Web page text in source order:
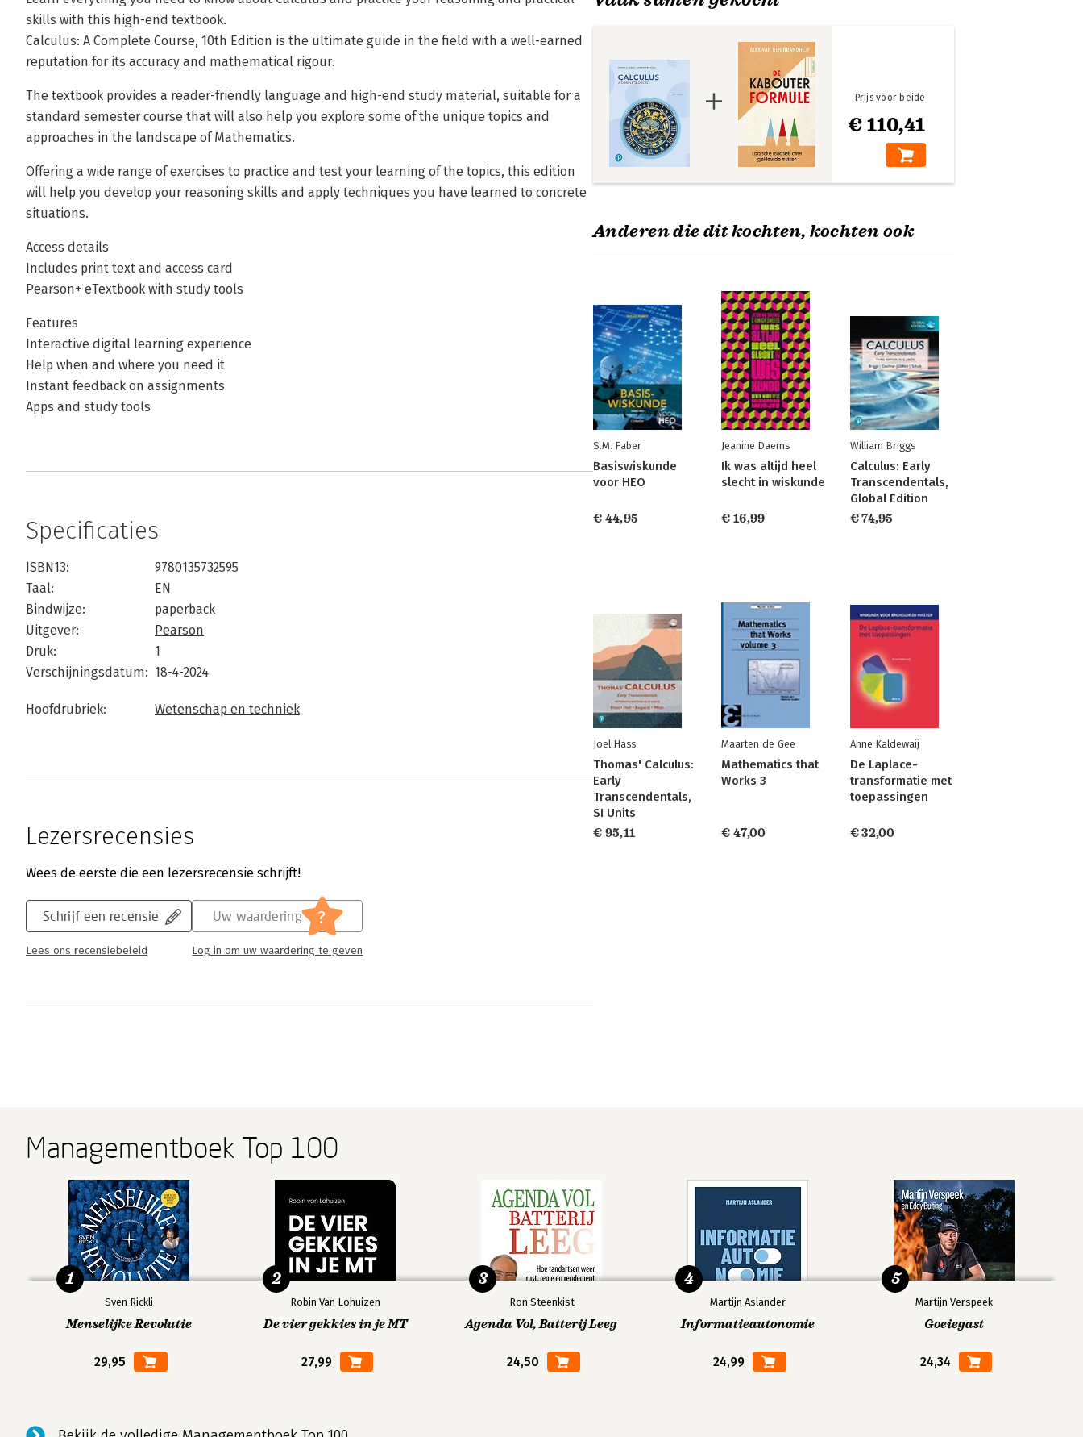
skills with this high-end textbook.
Calculus: A Complete Course, 10th Edition is the ultimate guide in the field with a well-earned
reputation for its accuracy and mathematical rigour.
The textbook provides a reader-friendly language and high-end study material, suitable for a
standard semester course that will also help you explore some of the unique topics and
approaches in the landscape of Mathematics.
Offering a wide range of exercises to practice and test your learning of the topics, this edition
will help you develop your reasoning skills and apply techniques you have learned to concrete
situations.
Access details
Includes print text and access card
Pearson+ eTextbook with study tools
Features
Interactive digital learning experience
Help when and where you need it
Instant feedback on assignments
Apps and study tools
Specificaties
ISBN13:
9780135732595
Taal:
EN
Bindwijze:
paperback
Uitgever:
Pearson
Druk:
1
Verschijningsdatum: 18-4-2024
Hoofdrubriek: Wetenschap en techniek
Lezersrecensies
Wees de eerste die een lezersrecensie schrijft!
Schrijf een recensie
Lees ons recensiebeleid
Uw waardering ?
Log in om uw waardering te geven
€ 110,41
Prijs voor beide
Anderen die dit kochten, kochten ook
S.M. Faber
Basiswiskunde
voor HEO
€ 44,95
Jeanine Daems
Ik was altijd heel
slecht in wiskunde
€ 16,99
William Briggs
Calculus: Early
Transcendentals,
Global Edition
€ 74,95
Joel Hass
Thomas' Calculus:
Early
Transcendentals,
SI Units
€ 95,11
Maarten de Gee
Mathematics that
Works 3
€ 47,00
Anne Kaldewaij
De Laplace-
transformatie met
toepassingen
€ 32,00
Managementboek Top 100
Sven Rickli
Menselijke Revolutie
29,95
1
Robin Van Lohuizen
De vier gekkies in je MT
27,99
2
Ron Steenkist
Agenda Vol, Batterij Leeg
24,50
3
Martijn Aslander
Informatieautonomie
24,99
4
Martijn Verspeek
Goeiegast
24,34
5